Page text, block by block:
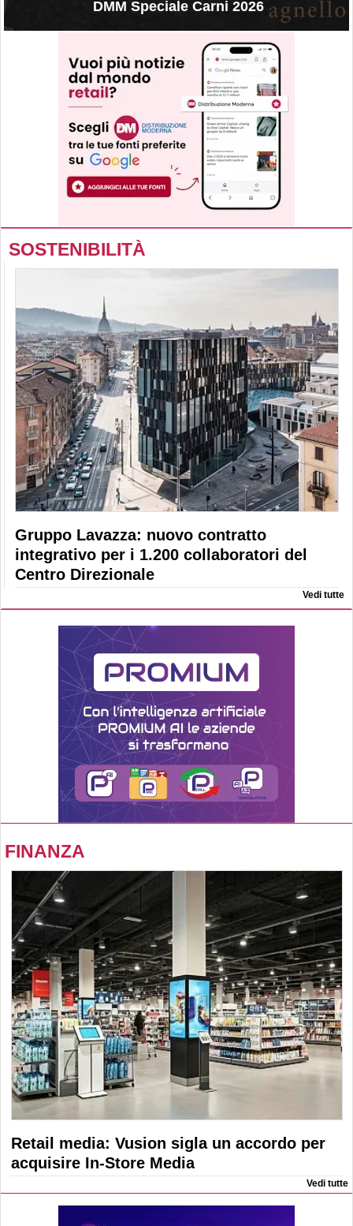
DMM Speciale Carni 2026
SOSTENIBILITÀ
Gruppo Lavazza: nuovo contratto
integrativo per i 1.200 collaboratori del
Centro Direzionale
Vedi tutte
FINANZA
Retail media: Vusion sigla un accordo per
acquisire In-Store Media
Vedi tutte